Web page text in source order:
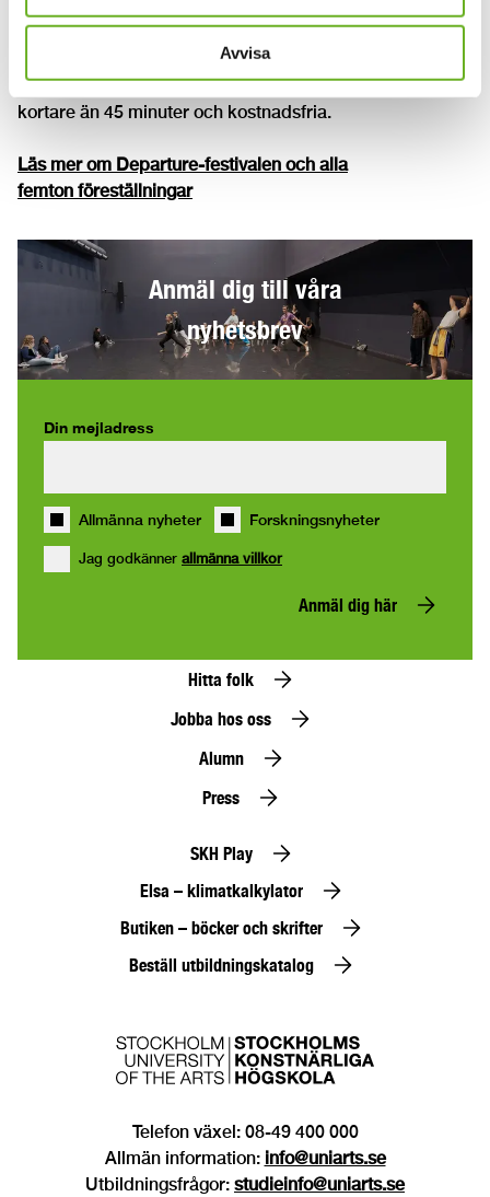
Avvisa
på kandidatprogrammet Skådespeleri. De ger dig
femton färska pjäser. Alla spelar varje dag och du väljer
själv vilken eller vilka du vill se. Föreställningarna är
kortare än 45 minuter och kostnadsfria.
Läs mer om Departure-festivalen och alla
femton föreställningar
Anmäl dig till våra
nyhetsbrev
Din mejladress
Allmänna nyheter Forskningsnyheter
Jag godkänner allmänna villkor
Anmäl dig här
Hitta folk
Jobba hos oss
Alumn
Press
SKH Play
Elsa – klimatkalkylator
Butiken – böcker och skrifter
Beställ utbildningskatalog
Telefon växel: 08-49 400 000
Allmän information: info@uniarts.se
Utbildningsfrågor: studieinfo@uniarts.se